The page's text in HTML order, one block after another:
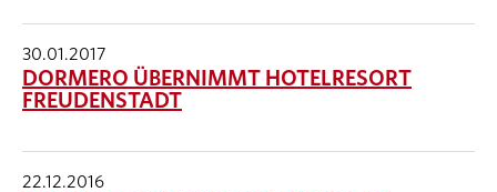
30.01.2017
DORMERO ÜBERNIMMT HOTELRESORT
FREUDENSTADT
22.12.2016